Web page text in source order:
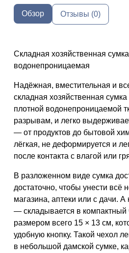
Обзор Отзывы (0)
Складная хозяйственная
водонепроницаемая
Надёжная, вместительная и
складная хозяйственная сумка
плотной водонепроницаемой
разрывам, и легко
— от продуктов до бытовой
лёгкая, не деформируется и
после контакта с влагой или
В разложенном виде сумка
достаточно, чтобы унести всё
магазина, аптеки или с дачи. А
— складывается в компактный
размером всего 15 × 13 см,
удобную кнопку. Такой чехол
в небольшой дамской сумке,